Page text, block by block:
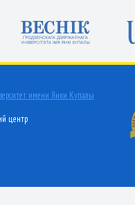
имени Янки Купалы
центр